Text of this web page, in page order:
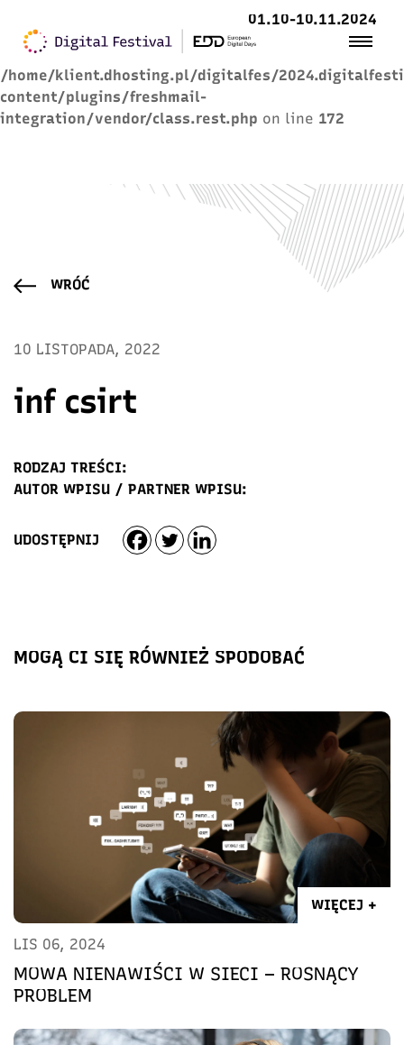
Warning : Trying to access array offset on value of
type null in
/home/klient.dhosting.pl/digitalfes/
content/plugins/freshmail-
integration/vendor/class.rest.php on line 172
01.10-10.11.2024
WRÓĆ
10 LISTOPADA, 2022
inf csirt
RODZAJ TREŚCI:
AUTOR WPISU / PARTNER WPISU:
UDOSTĘPNIJ
MOGĄ CI SIĘ RÓWNIEŻ SPODOBAĆ
WIĘCEJ +
LIS 06, 2024
MOWA NIENAWIŚCI W SIECI – ROSNĄCY
PROBLEM